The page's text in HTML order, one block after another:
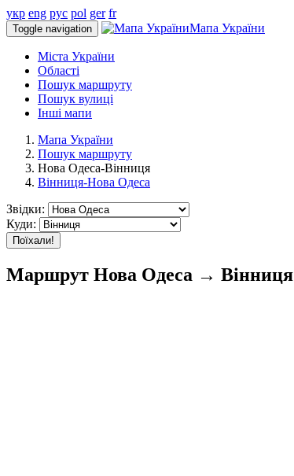
укр eng рус pol ger fr
Toggle navigation Мапа України
Міста України
Області
Пошук маршруту
Пошук вулиці
Інші мапи
Мапа України
Пошук маршруту
Нова Одеса-Вінниця
Вінниця-Нова Одеса
Звідки:
Куди:
Поїхали!
Маршрут Нова Одеса → Вінниця